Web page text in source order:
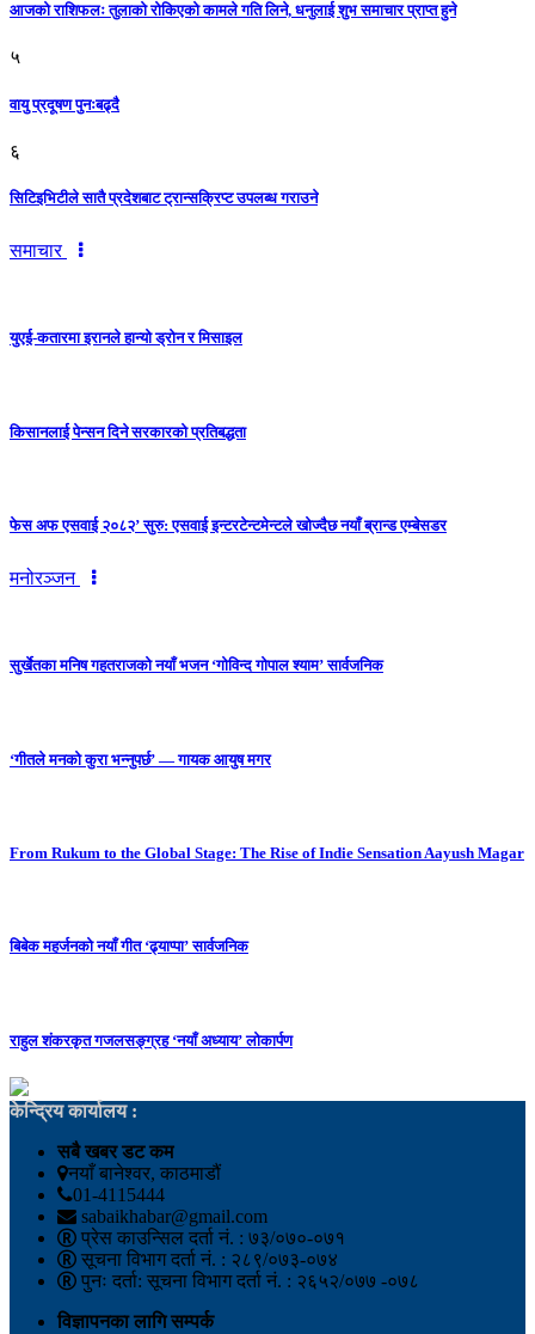
आजको राशिफलः तुलाकाे रोकिएको कामले गति लिने, धनुलाई शुभ समाचार प्राप्त हुने
५
वायु प्रदूषण पुनःबढ्दै
६
सिटिइभिटीले सातै प्रदेशबाट ट्रान्सक्रिप्ट उपलब्ध गराउने
समाचार
युएई-कतारमा इरानले हान्यो ड्रोन र मिसाइल
किसानलाई पेन्सन दिने सरकारको प्रतिबद्धता
फेस अफ एसवाई २०८२’ सुरु: एसवाई इन्टरटेन्टमेन्टले खोज्दैछ नयाँ ब्रान्ड एम्बेसडर
मनोरञ्जन
सुर्खेतका मनिष गहतराजको नयाँ भजन ‘गोविन्द गोपाल श्याम’ सार्वजनिक
‘गीतले मनको कुरा भन्नुपर्छ’ — गायक आयुष मगर
From Rukum to the Global Stage: The Rise of Indie Sensation Aayush Magar
बिबेक महर्जनको नयाँ गीत ‘ढ्याप्पा’ सार्वजनिक
राहुल शंकरकृत गजलसङ्ग्रह ‘नयाँ अध्याय’ लोकार्पण
केन्द्रिय कार्यालय :
सबै खबर डट कम
नयाँ बानेश्वर, काठमाडौं
01-4115444
sabaikhabar@gmail.com
प्रेस काउन्सिल दर्ता नं. : ७३/०७०-०७१
सूचना विभाग दर्ता नं. : २८९/०७३-०७४
पुनः दर्ता: सूचना विभाग दर्ता नं. : २६५२/०७७ -०७८
विज्ञापनका लागि सम्पर्क